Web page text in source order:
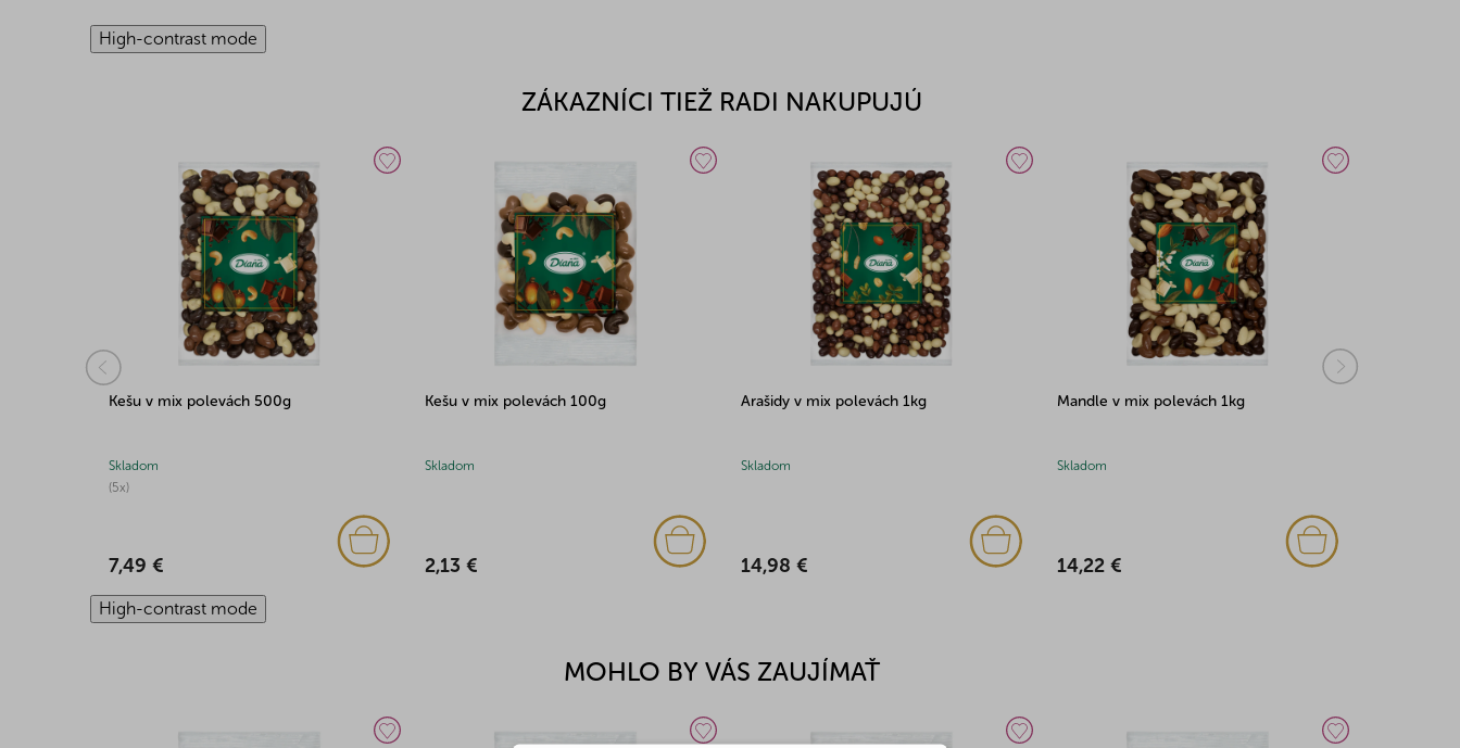
High-contrast mode
ZÁKAZNÍCI TIEŽ RADI NAKUPUJÚ
Kešu v mix polevách 500g
(5x)
Skladom
7,49 €
Kešu v mix polevách 100g
Skladom
2,13 €
Arašidy v mix polevách 1kg
Skladom
14,98 €
Mandle v mix polevách 1kg
Skladom
14,22 €
High-contrast mode
MOHLO BY VÁS ZAUJÍMAŤ